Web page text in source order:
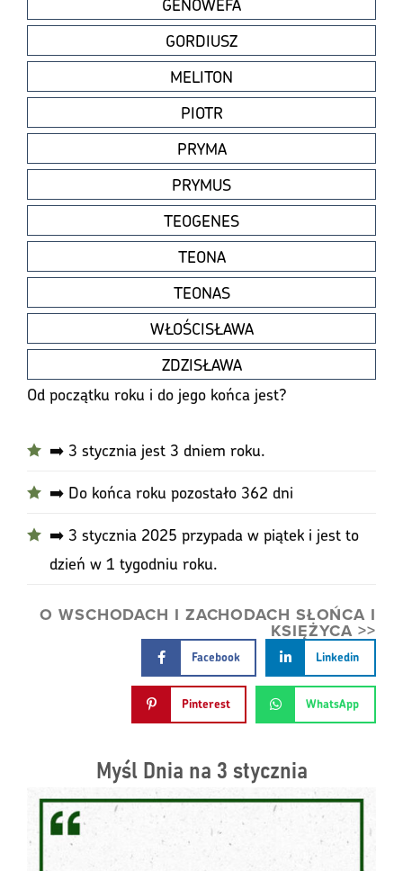
GORDIUSZ
MELITON
PIOTR
PRYMA
PRYMUS
TEOGENES
TEONA
TEONAS
WŁOŚCISŁAWA
ZDZISŁAWA
Od początku roku i do jego końca jest?
➡️ 3 stycznia jest 3 dniem roku.
➡️ Do końca roku pozostało 362 dni
➡️ 3 stycznia 2025 przypada w piątek i jest to
dzień w 1 tygodniu roku.
O WSCHODACH I ZACHODACH SŁOŃCA I
KSIĘŻYCA >>
Facebook Linkedin
Pinterest WhatsApp
Myśl Dnia na 3 stycznia